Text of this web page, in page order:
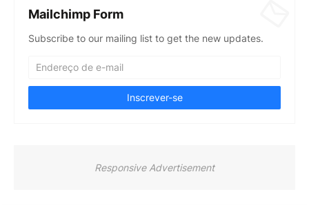
Mailchimp Form
Subscribe to our mailing list to get the new updates.
Responsive Advertisement